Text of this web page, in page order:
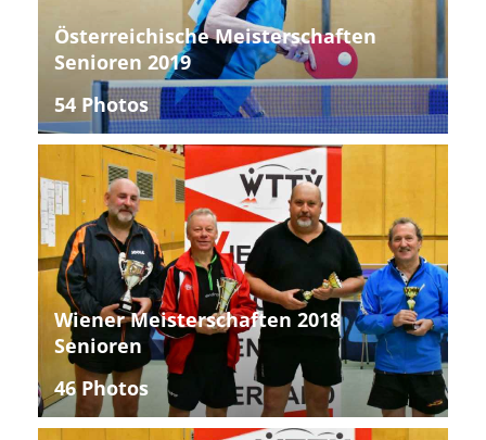
Österreichische Meisterschaften
Senioren 2019
54 Photos
Wiener Meisterschaften 2018
Senioren
46 Photos